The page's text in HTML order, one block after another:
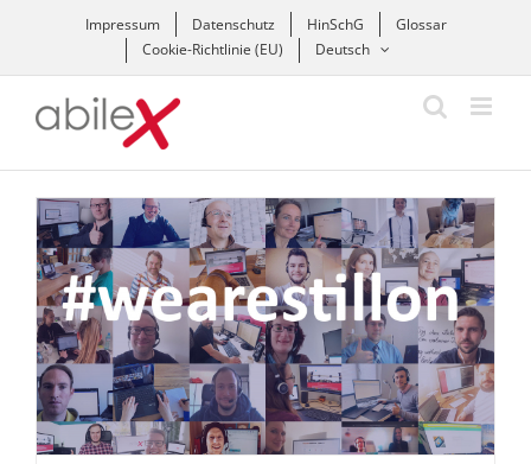
Impressum Datenschutz HinSchG
Glossar
Cookie-Richtlinie (EU)
Deutsch